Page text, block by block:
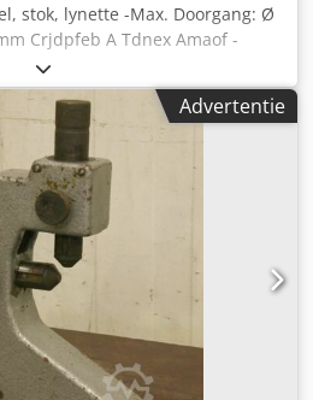
stok, lynette -Max. Doorgang: Ø
Crjdpfeb A Tdnex Amaof -
met de foto's -Maten:
10 kg
Advertentie